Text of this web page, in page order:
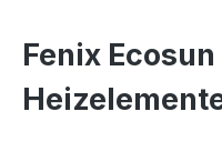
Fenix